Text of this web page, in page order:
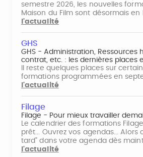
semestre 2026, les nouvelles
Maison du Film sont désormais
l'actualité
GHS
GHS - Administration, Ressources
contrat, etc. : les dernières places
Il reste quelques places sur
formations programmées en
l'actualité
Filage
Filage - Pour mieux travailler
Le calendrier des formations
prêt... Ouvrez vos agendas... Alors
tard" dans votre agenda dès
l'actualité